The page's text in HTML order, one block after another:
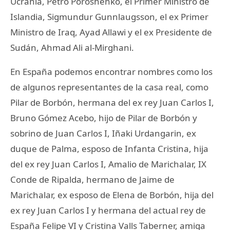
Islandia, Sigmundur Gunnlaugsson, el ex Primer
Ministro de Iraq, Ayad Allawi y el ex Presidente de
Sudán, Ahmad Ali al-Mirghani.
En España podemos encontrar nombres como los
de algunos representantes de la casa real, como
Pilar de Borbón, hermana del ex rey Juan Carlos I,
Bruno Gómez Acebo, hijo de Pilar de Borbón y
sobrino de Juan Carlos I, Iñaki Urdangarin, ex
duque de Palma, esposo de Infanta Cristina, hija
del ex rey Juan Carlos I, Amalio de Marichalar, IX
Conde de Ripalda, hermano de Jaime de
Marichalar, ex esposo de Elena de Borbón, hija del
ex rey Juan Carlos I y hermana del actual rey de
España Felipe VI y Cristina Valls Taberner, amiga